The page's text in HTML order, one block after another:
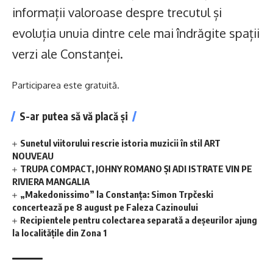
informații valoroase despre trecutul și
evoluția unuia dintre cele mai îndrăgite spații
verzi ale Constanței.
Participarea este gratuită.
S-ar putea să vă placă și
Sunetul viitorului rescrie istoria muzicii în stil ART
NOUVEAU
TRUPA COMPACT, JOHNY ROMANO ȘI ADI ISTRATE VIN PE
RIVIERA MANGALIA
„Makedonissimo” la Constanța: Simon Trpčeski
concertează pe 8 august pe Faleza Cazinoului
Recipientele pentru colectarea separată a deșeurilor ajung
la localitățile din Zona 1